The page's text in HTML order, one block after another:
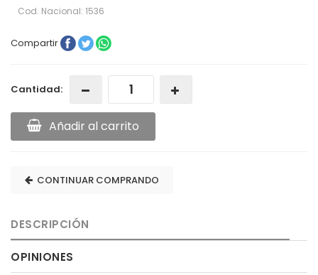
Cod. Nacional: 1536
Compartir
Cantidad:
Añadir al carrito
CONTINUAR COMPRANDO
DESCRIPCIÓN
OPINIONES